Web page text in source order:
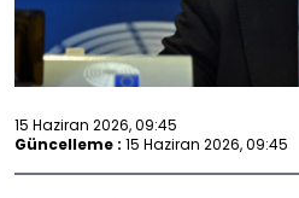
15 Haziran 2026, 09:45
Güncelleme : 15 Haziran 2026, 09:45